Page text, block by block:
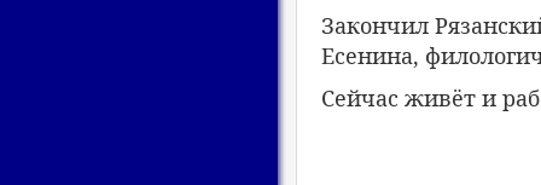
Закончил
Есенина,
Сейчас живёт и